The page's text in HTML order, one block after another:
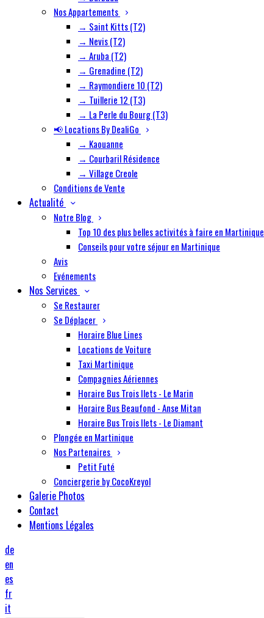
Nos Appartements
→ Saint Kitts (T2)
→ Nevis (T2)
→ Aruba (T2)
→ Grenadine (T2)
→ Raymondiere 10 (T2)
→ Tuillerie 12 (T3)
→ La Perle du Bourg (T3)
📢 Locations By DealiGo
→ Kaouanne
→ Courbaril Résidence
→ Village Creole
Conditions de Vente
Actualité
Notre Blog
Top 10 des plus belles activités à faire en Martinique
Conseils pour votre séjour en Martinique
Avis
Evénements
Nos Services
Se Restaurer
Se Déplacer
Horaire Blue Lines
Locations de Voiture
Taxi Martinique
Compagnies Aériennes
Horaire Bus Trois Ilets - Le Marin
Horaire Bus Beaufond - Anse Mitan
Horaire Bus Trois Ilets - Le Diamant
Plongée en Martinique
Nos Partenaires
Petit Futé
Conciergerie by CocoKreyol
Galerie Photos
Contact
Mentions Légales
de
en
es
fr
it